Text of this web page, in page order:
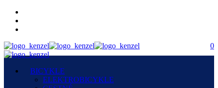
BICYKLE
ELEKTROBICYKLE
0